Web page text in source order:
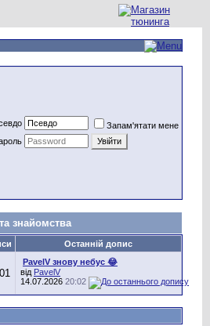
Запам'ятати мене
знайомства
Останній допис
PavelV знову небус 😂
від PavelV
14.07.2026 20:02